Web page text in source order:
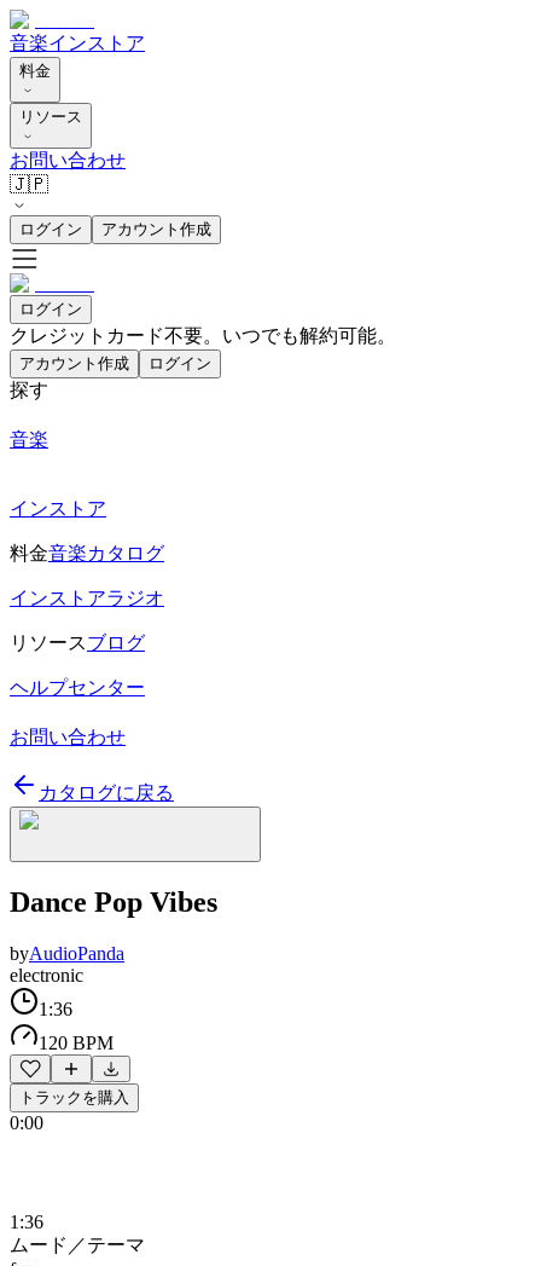
音楽インストア
料金
リソース
お問い合わせ
🇯🇵
ログイン アカウント作成
ログイン
クレジットカード不要。いつでも解約可能。
アカウント作成 ログイン
探す
音楽
インストア
料金音楽カタログ
インストアラジオ
リソースブログ
ヘルプセンター
お問い合わせ
カタログに戻る
Dance Pop Vibes
byAudioPanda
electronic
1:36
120 BPM
トラックを購入
0:00
1:36
ムード／テーマ